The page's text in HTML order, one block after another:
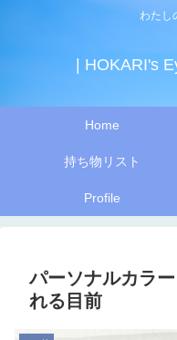
わたし
| HOKARI's
Home
持ち物リスト
Profile
パーソナルカラ
れる目前